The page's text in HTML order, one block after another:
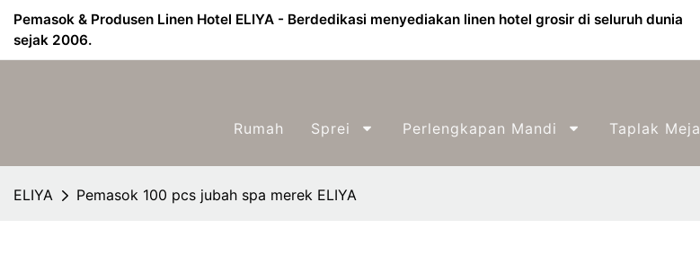
Pemasok & Produsen Linen Hotel ELIYA - Berdedikasi menyediakan linen hotel grosir di seluruh dunia
sejak 2006.
Rumah Sprei Perlengkapan Mandi Taplak Meja
ELIYA Pemasok 100 pcs jubah spa merek ELIYA